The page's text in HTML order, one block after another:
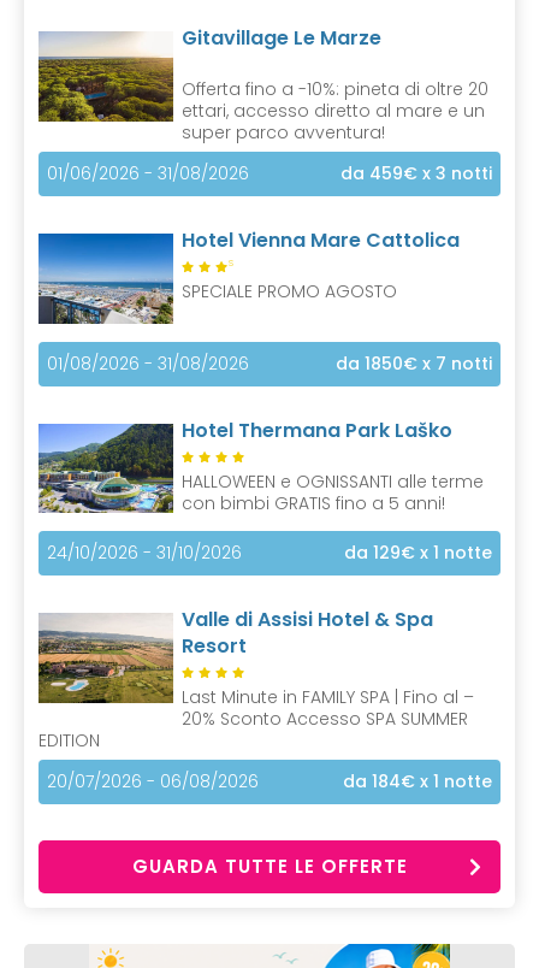
Gitavillage Le Marze
Offerta fino a -10%: pineta di oltre 20
ettari, accesso diretto al mare e un
super parco avventura!
01/06/2026 - 31/08/2026
da 459€ x 3 notti
Hotel Vienna Mare Cattolica
S
SPECIALE PROMO AGOSTO
01/08/2026 - 31/08/2026 da 1850€ x 7 notti
Hotel Thermana Park Laško
HALLOWEEN e OGNISSANTI alle terme
con bimbi GRATIS fino a 5 anni!
24/10/2026 - 31/10/2026 da 129€ x 1 notte
Valle di Assisi Hotel & Spa
Resort
Last Minute in FAMILY SPA | Fino al –
20% Sconto Accesso SPA SUMMER
EDITION
20/07/2026 - 06/08/2026
da 184€ x 1 notte
GUARDA TUTTE LE OFFERTE